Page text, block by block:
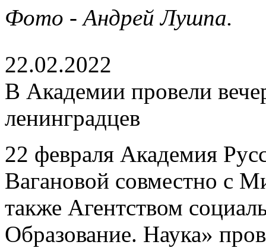
Фото - Андрей Лушпа.
22.02.2022
В Академии провели
ленинградцев
22 февраля Академия
Вагановой совместно с
также Агентством
Образование. Наука»